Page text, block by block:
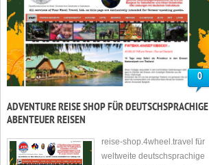
0
ADVENTURE REISE SHOP FÜR DEUTSCHSPRACHIGE
ABENTEUER REISEN
reise-shop.4wheel.travel für
weltweite deutschsprachige